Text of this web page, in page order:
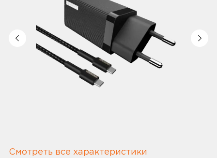
Смотреть все характеристики